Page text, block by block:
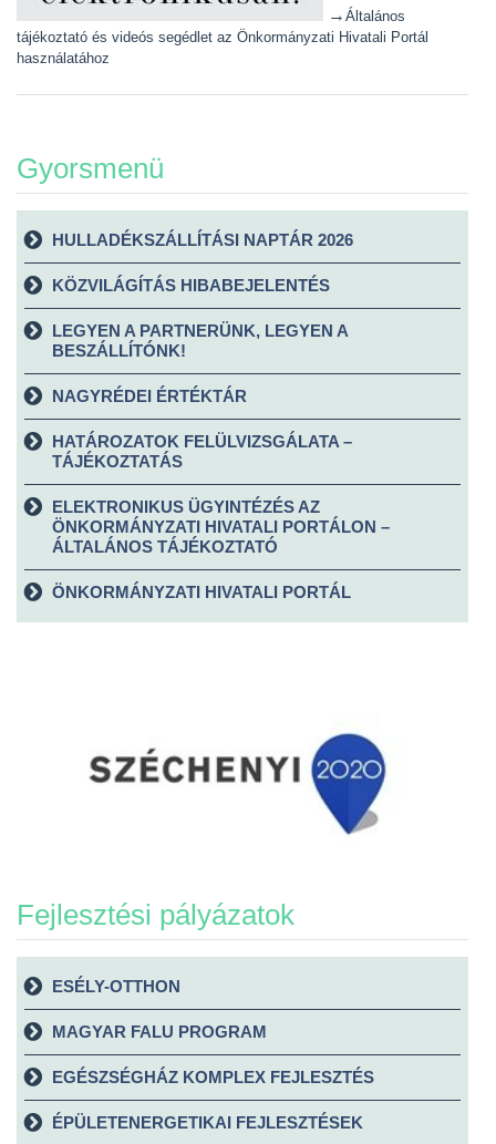
→ Általános
tájékoztató és videós segédlet az Önkormányzati Hivatali Portál
használatához
Gyorsmenü
HULLADÉKSZÁLLÍTÁSI NAPTÁR 2026
KÖZVILÁGÍTÁS HIBABEJELENTÉS
LEGYEN A PARTNERÜNK, LEGYEN A
BESZÁLLÍTÓNK!
NAGYRÉDEI ÉRTÉKTÁR
HATÁROZATOK FELÜLVIZSGÁLATA –
TÁJÉKOZTATÁS
ELEKTRONIKUS ÜGYINTÉZÉS AZ
ÖNKORMÁNYZATI HIVATALI PORTÁLON –
ÁLTALÁNOS TÁJÉKOZTATÓ
ÖNKORMÁNYZATI HIVATALI PORTÁL
Fejlesztési pályázatok
ESÉLY-OTTHON
MAGYAR FALU PROGRAM
EGÉSZSÉGHÁZ KOMPLEX FEJLESZTÉS
ÉPÜLETENERGETIKAI FEJLESZTÉSEK